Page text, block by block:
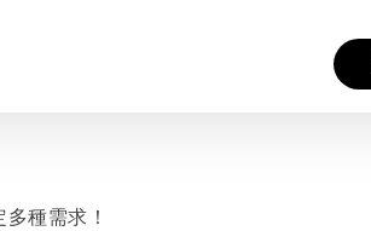
種需求！